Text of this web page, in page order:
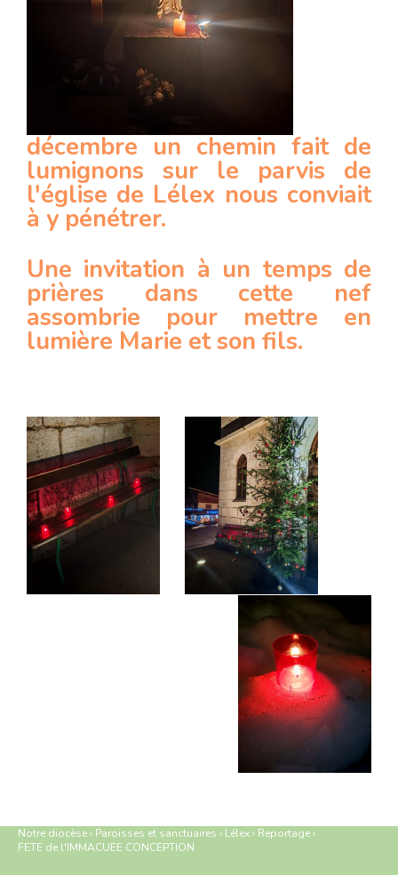
décembre un chemin fait de
lumignons sur le parvis de
l'église de Lélex nous conviait
à y pénétrer.
Une invitation à un temps de
prières dans cette nef
assombrie pour mettre en
lumière Marie et son fils.
Notre diocèse › Paroisses et sanctuaires › Lélex › Reportage ›
FETE de l'IMMACUEE CONCEPTION